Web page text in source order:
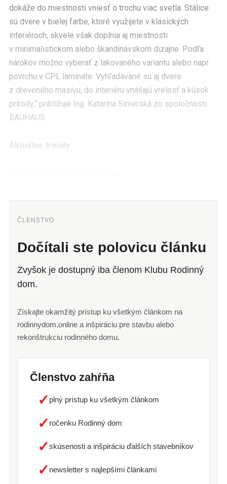
dokáže do miestnosti vniesť o trochu viac svetla. Stálice
sú dvere v bielej farbe, ktoré využijete v klasických
interiéroch, skvele však doplnia aj miestnosti
v minimalistickom alebo škandinávskom dizajne. Podľa
nárokov možno vyberať z lakovaného variantu alebo napr.
povrchu v CPL lamináte. Vyhľadávané sú aj dvere
z dreveného masívu, do interiéru vnášajú vrelosť a kúsok
prírody,“ približuje Ing. Katarína Simerská zo spoločnosti
BAUHAUS.
Aktuálne trendy
ČLENSTVO
Dočítali ste polovicu článku
Zvyšok je dostupný iba členom Klubu Rodinný
dom.
Získajte okamžitý prístup ku všetkým článkom na
rodinnydom.online a inšpiráciu pre stavbu alebo
rekonštrukciu rodinného domu.
Členstvo zahŕňa
✓ plný prístup ku všetkým článkom
✓ ročenku Rodinný dom
✓skúsenosti a inšpiráciu ďalších stavebníkov
✓ newsletter s najlepšími článkami